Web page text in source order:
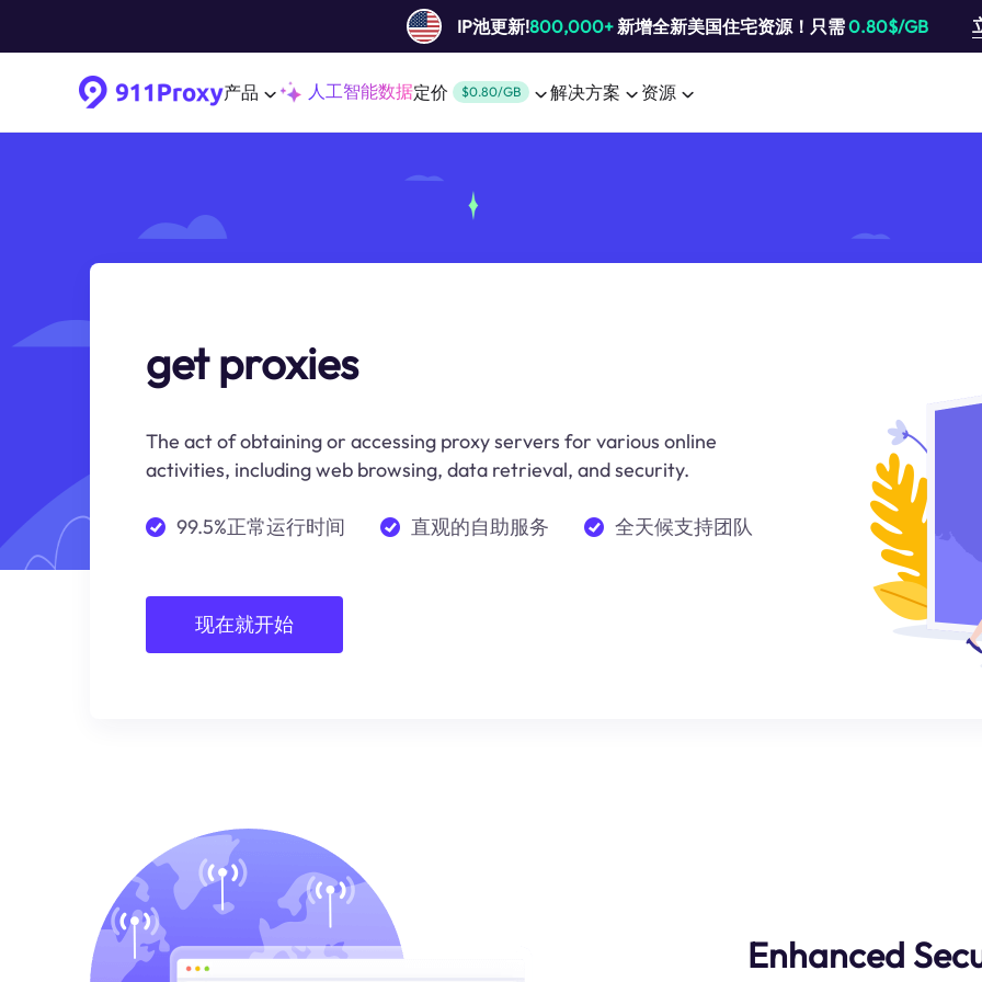
IP池更新!800,000+新增全新美国住宅资源！只需0.80$/GB
产品 人工智能数据定价 $0.80/GB 解决方案 资源
get proxies
The act of obtaining or accessing proxy servers for various online
activities, including web browsing, data retrieval, and security.
99.5%正常运行时间 直观的自助服务 全天候支持团队
现在就开始
Enhanced